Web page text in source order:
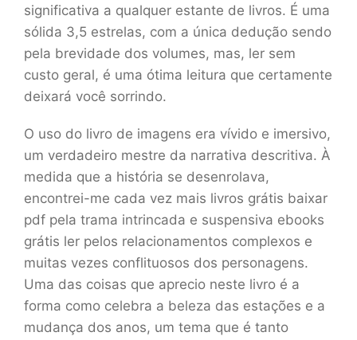
significativa a qualquer estante de livros. É uma
sólida 3,5 estrelas, com a única dedução sendo
pela brevidade dos volumes, mas, ler sem
custo geral, é uma ótima leitura que certamente
deixará você sorrindo.
O uso do livro de imagens era vívido e imersivo,
um verdadeiro mestre da narrativa descritiva. À
medida que a história se desenrolava,
encontrei-me cada vez mais livros grátis baixar
pdf pela trama intrincada e suspensiva ebooks
grátis ler pelos relacionamentos complexos e
muitas vezes conflituosos dos personagens.
Uma das coisas que aprecio neste livro é a
forma como celebra a beleza das estações e a
mudança dos anos, um tema que é tanto